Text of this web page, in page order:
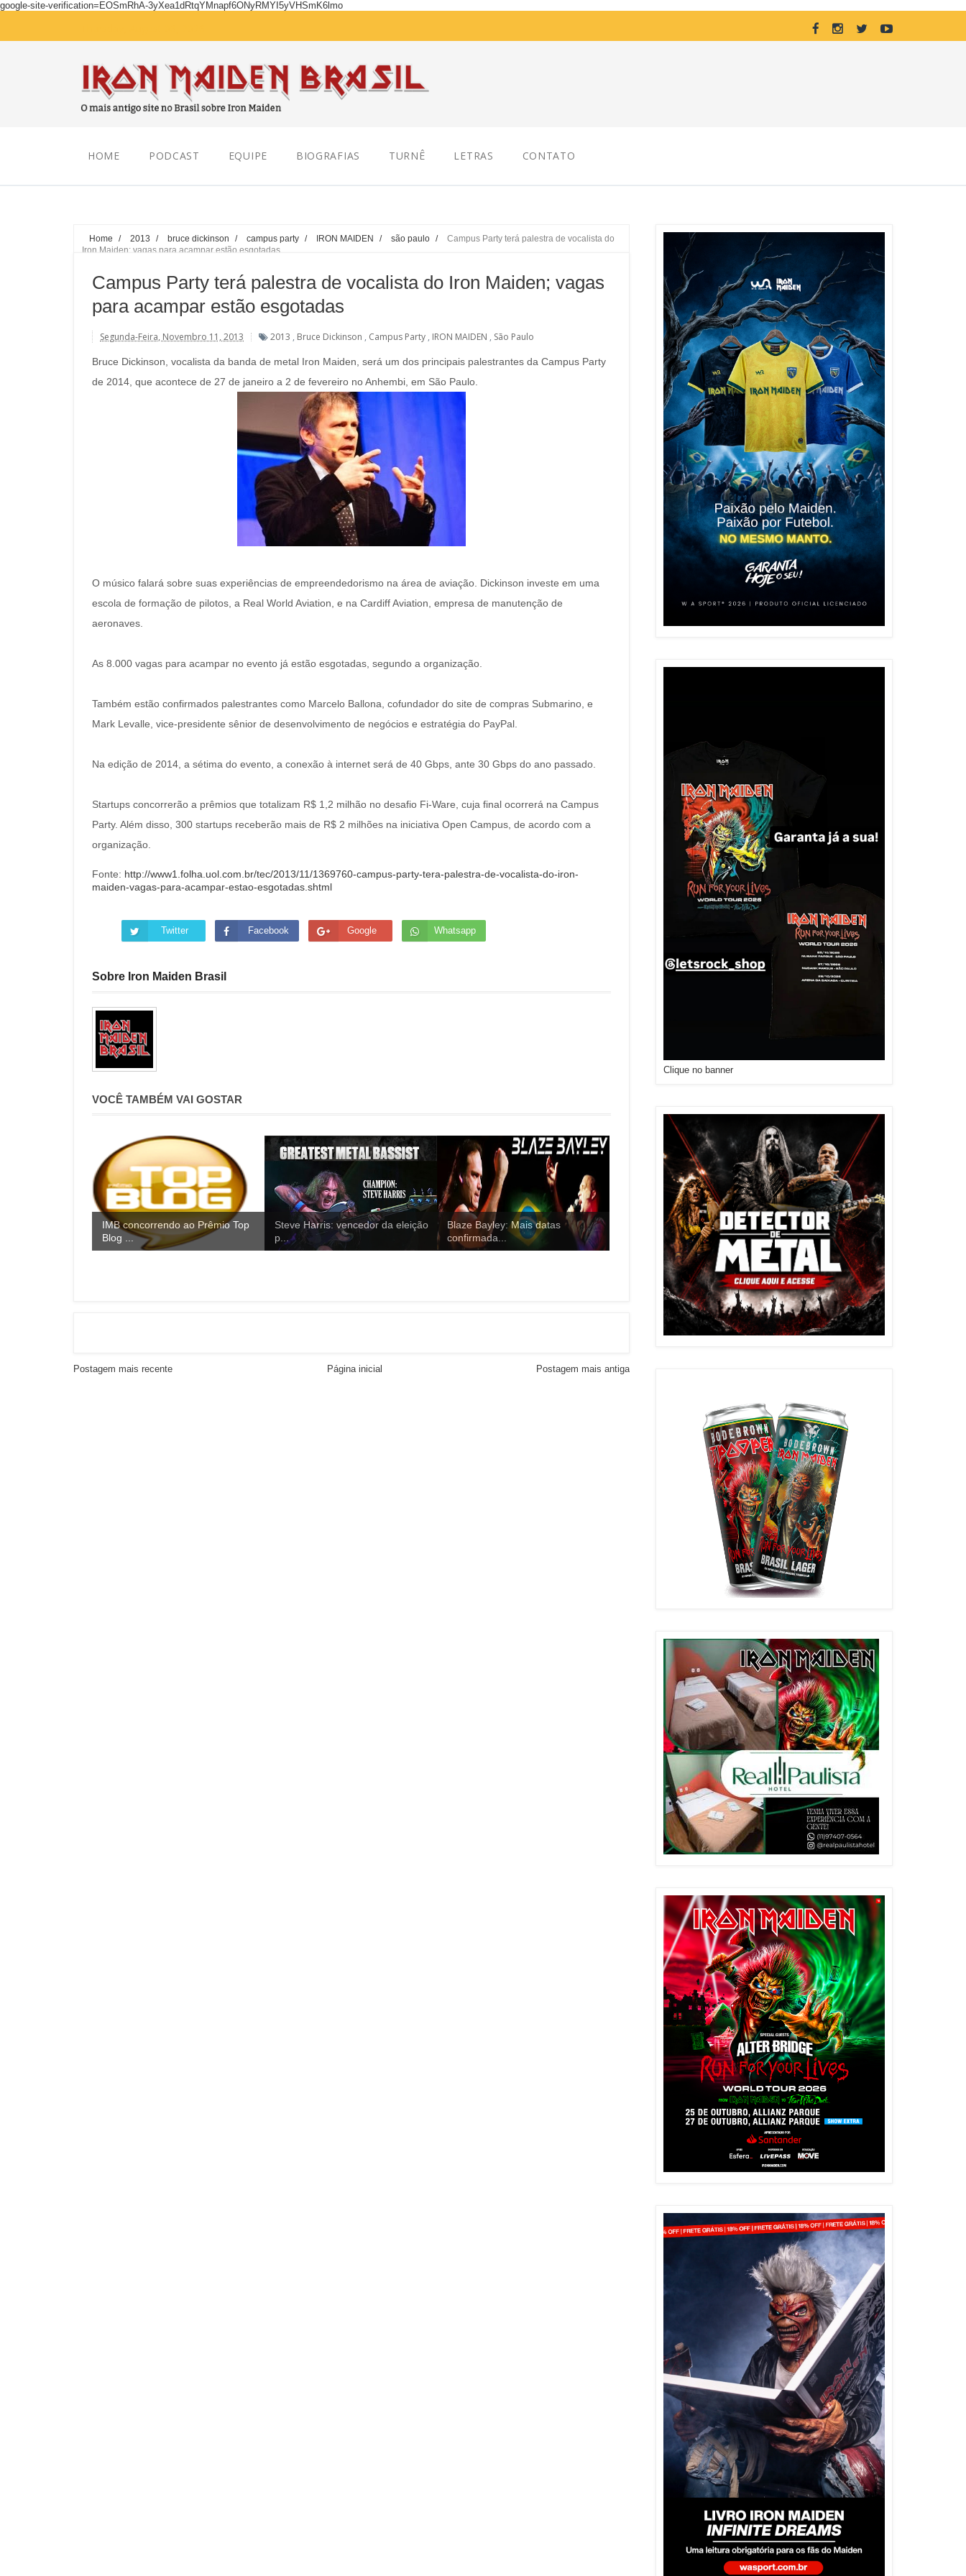
google-site-verification=EOSmRhA-3yXea1dRtqYMnapf6ONyRMYI5yVHSmK6lmo
HOME PODCAST EQUIPE BIOGRAFIAS TURNÊ LETRAS CONTATO
Home / 2013 / bruce dickinson / campus party / IRON MAIDEN / são paulo /
Campus Party terá palestra de vocalista do
Iron Maiden; vagas para acampar estão esgotadas
Campus Party terá palestra de vocalista do Iron Maiden; vagas
para acampar estão esgotadas
Segunda-Feira, Novembro 11, 2013 2013 , Bruce Dickinson , Campus Party , IRON MAIDEN , São Paulo
Bruce Dickinson, vocalista da banda de metal Iron Maiden, será um dos principais palestrantes da Campus Party
de 2014, que acontece de 27 de janeiro a 2 de fevereiro no Anhembi, em São Paulo.
O músico falará sobre suas experiências de empreendedorismo na área de aviação. Dickinson investe em uma
escola de formação de pilotos, a Real World Aviation, e na Cardiff Aviation, empresa de manutenção de
aeronaves.
As 8.000 vagas para acampar no evento já estão esgotadas, segundo a organização.
Também estão confirmados palestrantes como Marcelo Ballona, cofundador do site de compras Submarino, e
Mark Levalle, vice-presidente sênior de desenvolvimento de negócios e estratégia do PayPal.
Na edição de 2014, a sétima do evento, a conexão à internet será de 40 Gbps, ante 30 Gbps do ano passado.
Startups concorrerão a prêmios que totalizam R$ 1,2 milhão no desafio Fi-Ware, cuja final ocorrerá na Campus
Party. Além disso, 300 startups receberão mais de R$ 2 milhões na iniciativa Open Campus, de acordo com a
organização.
Fonte: http://www1.folha.uol.com.br/tec/2013/11/1369760-campus-party-tera-palestra-de-vocalista-do-iron-
maiden-vagas-para-acampar-estao-esgotadas.shtml
Twitter Facebook Google Whatsapp
Sobre Iron Maiden Brasil
VOCÊ TAMBÉM VAI GOSTAR
IMB concorrendo ao Prêmio Top
Blog ...
Steve Harris: vencedor da eleição
p...
Blaze Bayley: Mais datas
confirmada...
Postagem mais recente Postagem mais antiga
Página inicial
Clique no banner